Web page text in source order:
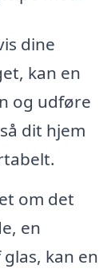
dine
kan en
og udføre
dit hjem
om det
en
kan en